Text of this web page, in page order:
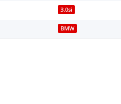
3.0si
BMW